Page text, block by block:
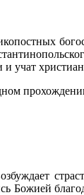
учат
Божией